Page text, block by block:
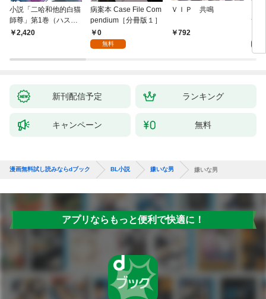
小説「二哈和他的白猫
師尊」第1巻（ハスキ
ーとかれのしろねこし
2,420
病案本 Case File Com
pendium［分冊版１］
0
無料
ＶＩＰ 共鳴
792
つ
新刊配信予定 ランキング
キャンペーン 無料
漫画無料試し読みならdブック BL小説 嫌いな男 嫌いな男
アプリならもっと便利で快適に！